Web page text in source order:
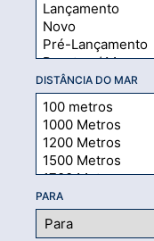
DISTÂNCIA DO MAR
PARA